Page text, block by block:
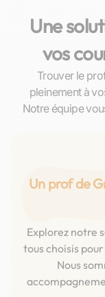
Une
vos
Trouver le
pleinement à
Notre équipe
Un prof de
Explorez notre
tous choisis
Nous